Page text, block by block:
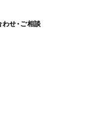
せ・ご相談